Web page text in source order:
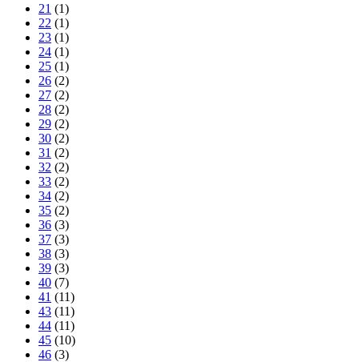
21 (1)
22 (1)
23 (1)
24 (1)
25 (1)
26 (2)
27 (2)
28 (2)
29 (2)
30 (2)
31 (2)
32 (2)
33 (2)
34 (2)
35 (2)
36 (3)
37 (3)
38 (3)
39 (3)
40 (7)
41 (11)
43 (11)
44 (11)
45 (10)
46 (3)